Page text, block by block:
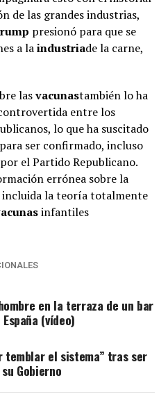
de las grandes industrias,
presionó para que se
a laindustriade la carne,
lasvacunastambién lo ha
entre los
lo que ha suscitado
ser confirmado, incluso
el Partido Republicano.
errónea sobre la
incluida la teoría totalmente
infantiles
en la terraza de un bar
(vídeo)
temblar el sistema” tras ser
Gobierno